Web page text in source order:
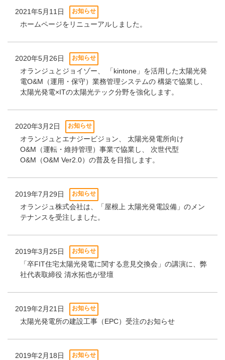
2021年5月11日 お知らせ
ホームページをリニューアルしました。
2020年5月26日 お知らせ
オランジュとジョイゾー、 「kintone」を活用した太陽光発
電O&M（運用・保守）業務管理システムの 構築で協業し、
太陽光発電×ITの太陽光テック分野を強化します。
2020年3月2日 お知らせ
オランジュとエナジービジョン、 太陽光発電所向け
O&M（運転・維持管理）事業で協業し、 次世代型
O&M（O&M Ver2.0）の普及を目指します。
2019年7月29日 お知らせ
オランジュ株式会社は、「屋根上 太陽光発電設備」のメン
テナンスを受注しました。
2019年3月25日 お知らせ
「卒FIT住宅太陽光発電に関する意見交換会」の講演に、弊
社代表取締役 清水拓也が登壇
2019年2月21日 お知らせ
太陽光発電所の建設工事（EPC）受注のお知らせ
2019年2月18日 お知らせ